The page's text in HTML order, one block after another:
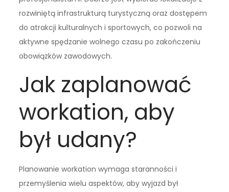
rozwiniętą infrastrukturą turystyczną oraz dostępem
do atrakcji kulturalnych i sportowych, co pozwoli na
aktywne spędzanie wolnego czasu po zakończeniu
obowiązków zawodowych.
Jak zaplanować
workation, aby
był udany?
Planowanie workation wymaga staranności i
przemyślenia wielu aspektów, aby wyjazd był